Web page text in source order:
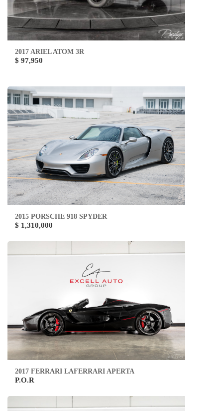
2017 ARIEL ATOM 3R
$ 97,950
2015 PORSCHE 918 SPYDER
$ 1,310,000
2017 FERRARI LAFERRARI APERTA
P.O.R